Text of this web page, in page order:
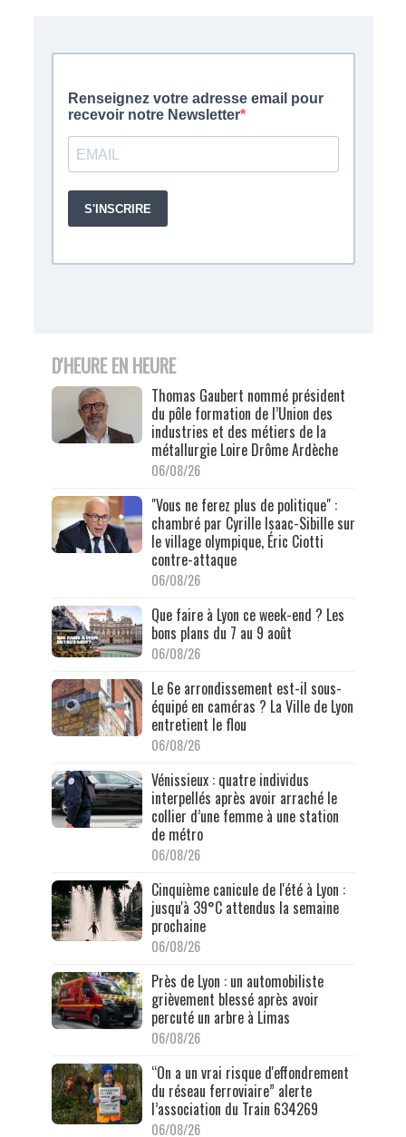
D'HEURE EN HEURE
Thomas Gaubert nommé président
du pôle formation de l’Union des
industries et des métiers de la
métallurgie Loire Drôme Ardèche
06/08/26
"Vous ne ferez plus de politique" :
chambré par Cyrille Isaac-Sibille sur
le village olympique, Éric Ciotti
contre-attaque
06/08/26
Que faire à Lyon ce week-end ? Les
bons plans du 7 au 9 août
06/08/26
Le 6e arrondissement est-il sous-
équipé en caméras ? La Ville de Lyon
entretient le flou
06/08/26
Vénissieux : quatre individus
interpellés après avoir arraché le
collier d’une femme à une station
de métro
06/08/26
Cinquième canicule de l'été à Lyon :
jusqu'à 39°C attendus la semaine
prochaine
06/08/26
Près de Lyon : un automobiliste
grièvement blessé après avoir
percuté un arbre à Limas
06/08/26
“On a un vrai risque d'effondrement
du réseau ferroviaire” alerte
l’association du Train 634269
06/08/26